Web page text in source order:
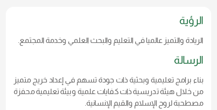
الرؤية
الريادة والتميز عالميا في التعليم والبحث العلمي وخدمة المجتمع.
الرسالة
بناء برامج تعليمية وبحثية ذات جودة تسهم في إعداد خريج متميز
من خلال هيئة تدريسية ذات كفايات علمية وبيئة تعليمية محفزة
مصطحبة لروح الإسلام والقيم الإنسانية.